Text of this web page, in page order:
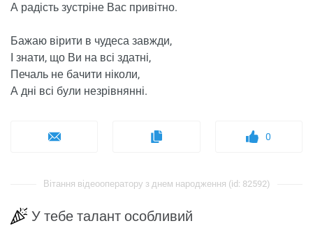
А радість зустріне Вас привітно.
Бажаю вірити в чудеса завжди,
І знати, що Ви на всі здатні,
Печаль не бачити ніколи,
А дні всі були незрівнянні.
0
Вітання відеооператору з днем ​​народження (id: 82592)
У тебе талант особливий